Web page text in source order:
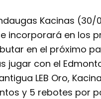
Kacinas (30/
incorporará en los
en el próximo
jugar con el
LEB Oro,
y 5 rebotes por